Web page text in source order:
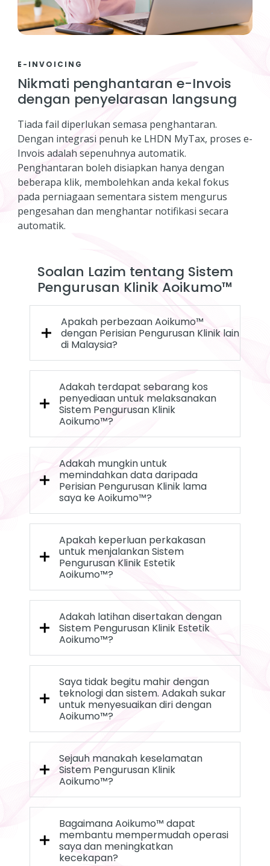
E-INVOICING
Nikmati penghantaran e-Invois
dengan penyelarasan langsung
Tiada fail diperlukan semasa penghantaran.
Dengan integrasi penuh ke LHDN MyTax, proses e-
Invois adalah sepenuhnya automatik.
Penghantaran boleh disiapkan hanya dengan
beberapa klik, membolehkan anda kekal fokus
pada perniagaan sementara sistem mengurus
pengesahan dan menghantar notifikasi secara
automatik.
Soalan Lazim tentang Sistem
Pengurusan Klinik Aoikumo™
Apakah perbezaan Aoikumo™
dengan Perisian Pengurusan Klinik lain
di Malaysia?
Adakah terdapat sebarang kos
penyediaan untuk melaksanakan
Sistem Pengurusan Klinik
Aoikumo™?
Adakah mungkin untuk
memindahkan data daripada
Perisian Pengurusan Klinik lama
saya ke Aoikumo™?
Apakah keperluan perkakasan
untuk menjalankan Sistem
Pengurusan Klinik Estetik
Aoikumo™?
Adakah latihan disertakan dengan
Sistem Pengurusan Klinik Estetik
Aoikumo™?
Saya tidak begitu mahir dengan
teknologi dan sistem. Adakah sukar
untuk menyesuaikan diri dengan
Aoikumo™?
Sejauh manakah keselamatan
Sistem Pengurusan Klinik
Aoikumo™?
Bagaimana Aoikumo™ dapat
membantu mempermudah operasi
saya dan meningkatkan
kecekapan?